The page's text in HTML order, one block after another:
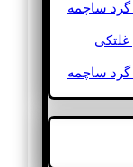
گرد ساچمه
غلتکی
گرد ساچمه